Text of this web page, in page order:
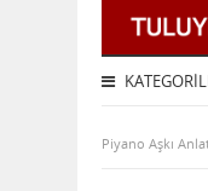
Piyano Aşkı